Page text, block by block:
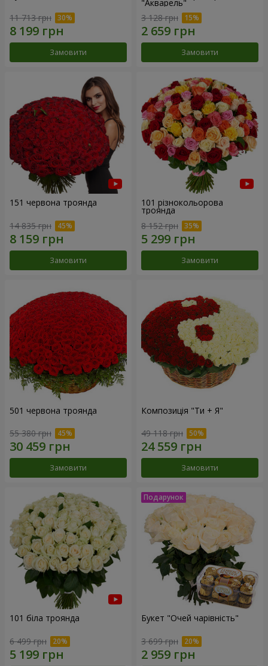
11 713 грн
Замовити
"Акварель"
3 128 грн
Замовити
151 червона троянда
14 835 грн
Замовити
101 різнокольорова
троянда
8 152 грн
Замовити
501 червона троянда
55 380 грн
Замовити
Композиція "Ти + Я"
49 118 грн
Замовити
101 біла троянда
6 499 грн
Букет "Очей чарівність"
3 699 грн